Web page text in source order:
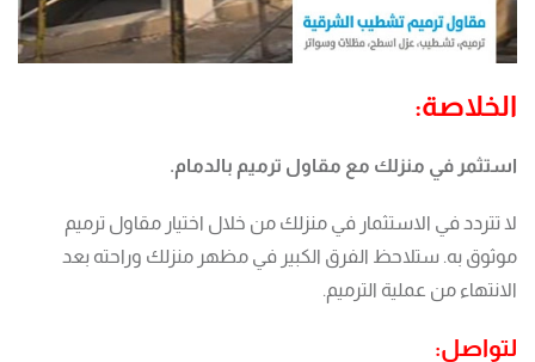
الخلاصة:
استثمر في منزلك مع مقاول ترميم بالدمام.
لا تتردد في الاستثمار في منزلك من خلال اختيار مقاول ترميم
موثوق به. ستلاحظ الفرق الكبير في مظهر منزلك وراحته بعد
الانتهاء من عملية الترميم.
لتواصل: